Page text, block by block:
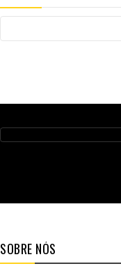
SOBRE NÓS